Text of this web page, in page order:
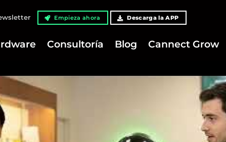
Empieza ahora Descarga la APP
Consultoría Blog Cannect Grow